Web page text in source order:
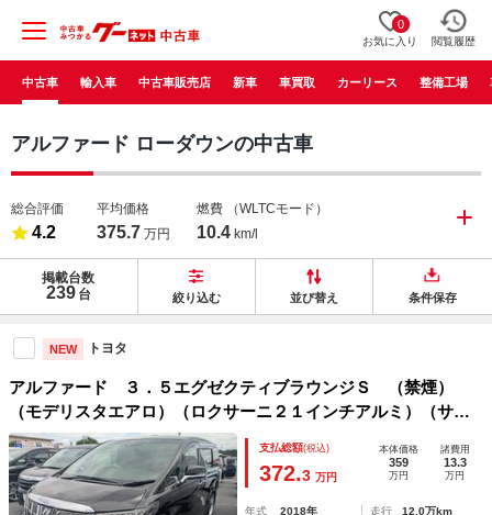
0
お気に入り 閲覧履歴
中古車 輸入車 中古車販売店 新車 車買取 カーリース 整備工場
アルファード ローダウンの中古車
総合評価
4.2
平均価格
375.7 万円
燃費 （WLTCモード）
10.4 km/l
掲載台数
239 台 絞り込む 並び替え 条件保存
NEW トヨタ
アルファード ３．５エグゼクティブラウンジＳ （禁煙）
（モデリスタエアロ）（ロクサーニ２１インチアルミ）（サン
ルーフ）冷暖房黒本革／ＪＢＬサウンド／全方位カメラ／後席
モニター／トヨタセーフティセンス／デジタルインナーミラー
／３眼ＬＥＤヘッドライト
支払総額(税込)
372.3 万円
本体価格
359
万円
諸費用
13.3
万円
年式 2018年 走行
12.0万km